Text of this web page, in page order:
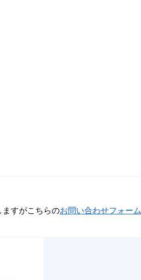
すがこちらのお問い合わせフォーム